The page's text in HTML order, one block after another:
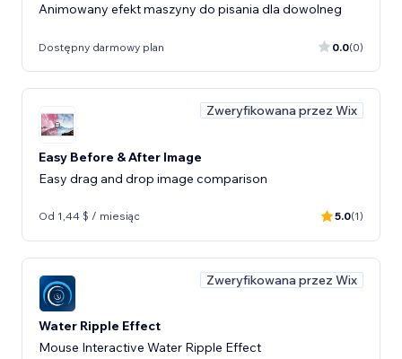
Animowany efekt maszyny do pisania dla dowolneg
Dostępny darmowy plan 0.0(0)
Zweryfikowana przez Wix
Easy Before & After Image
Easy drag and drop image comparison
Od 1,44 $ / miesiąc 5.0(1)
Zweryfikowana przez Wix
Water Ripple Effect
Mouse Interactive Water Ripple Effect